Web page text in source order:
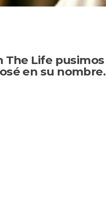
The Life pusimos
en su nombre.